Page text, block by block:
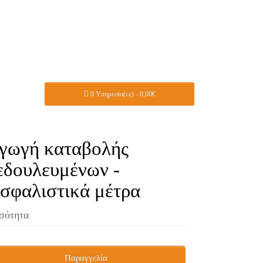
0 Υπηρεσία(ες) - 0,00€
καταβολής
-
μέτρα
Παραγγελία